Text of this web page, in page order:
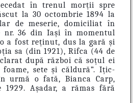
în trenul morții spre
la 30 octombrie 1894 la
de meserie, domiciliat în
nr. 36 din Iași în momentul
a fost reținut, dus la gară și
sa (din 1921), Rifca (44 de
după război că soțul ei
sete și căldură”. Ițic-
urmă o fată, Bianca Carp,
Așadar, a rămas fără